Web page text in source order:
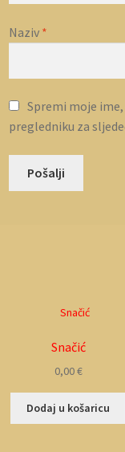
Naziv *
Spremi moje
pregledniku za
Snačić
0,00€
Dodaj u košaricu